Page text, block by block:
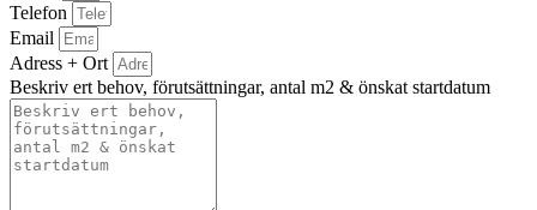
Telefon
Email
Adress + Ort
Beskriv ert behov, förutsättningar, antal m2 & önskat startdatum